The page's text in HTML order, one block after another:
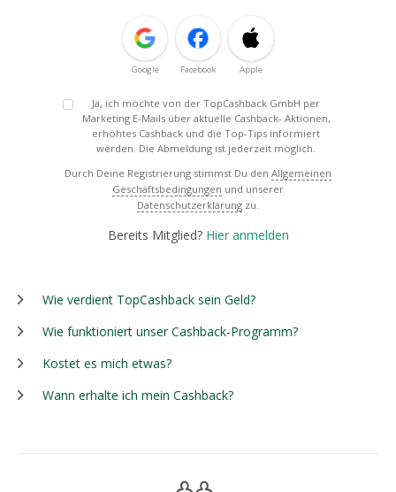
Google Facebook Apple
Ja, ich möchte von der TopCashback GmbH per
Marketing E-Mails über aktuelle Cashback- Aktionen,
erhöhtes Cashback und die Top-Tips informiert
werden. Die Abmeldung ist jederzeit möglich.
Durch Deine Registrierung stimmst Du den Allgemeinen
Geschäftsbedingungen und unserer
Datenschutzerklärung zu.
Bereits Mitglied? Hier anmelden
Wie verdient TopCashback sein Geld?
Wie funktioniert unser Cashback-Programm?
Kostet es mich etwas?
Wann erhalte ich mein Cashback?